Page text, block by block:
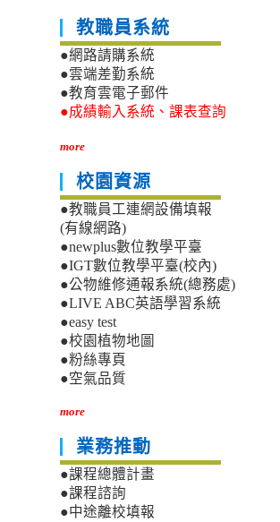
教職員系統
●網路請購系統
●雲端差勤系統
●教育雲電子郵件
●成績輸入系統、課表查詢
more
校園資源
●教職員工連網設備填報
(有線網路)
●newplus數位教學平臺
●IGT數位教學平臺(校內)
●公物維修通報系統(總務處)
●LIVE ABC英語學習系統
●easy test
●校園植物地圖
●粉絲專頁
●空氣品質
more
業務推動
●課程總體計畫
●課程諮詢
●中途離校填報